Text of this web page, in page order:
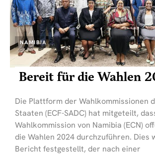
NAMIBIA
Bereit für die Wahlen
Die Plattform der Wahlkommissionen
Staaten (ECF-SADC) hat mitgeteilt,
Wahlkommission von Namibia (ECN)
die Wahlen 2024 durchzuführen. Dies
Bericht festgestellt, der nach einer